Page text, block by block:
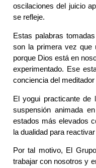
oscilaciones del juicio
se refleje.
Estas palabras
son la primera vez que
porque Dios está en
experimentado. Ese
conciencia del
El yogui practicante de
suspensión animada
estados más elevados
la dualidad para
Por tal motivo, El
trabajar con nosotros y